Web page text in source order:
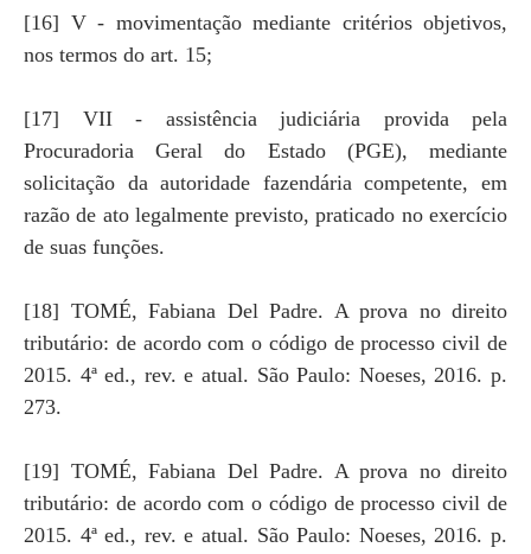
[16] V - movimentação mediante critérios objetivos,
nos termos do art. 15;
[17] VII - assistência judiciária provida pela
Procuradoria Geral do Estado (PGE), mediante
solicitação da autoridade fazendária competente, em
razão de ato legalmente previsto, praticado no exercício
de suas funções.
[18] TOMÉ, Fabiana Del Padre. A prova no direito
tributário: de acordo com o código de processo civil de
2015. 4ª ed., rev. e atual. São Paulo: Noeses, 2016. p.
273.
[19] TOMÉ, Fabiana Del Padre. A prova no direito
tributário: de acordo com o código de processo civil de
2015. 4ª ed., rev. e atual. São Paulo: Noeses, 2016. p.